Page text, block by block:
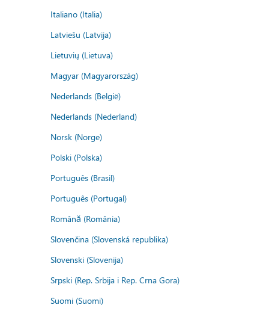
Italiano (Italia)
Latviešu (Latvija)
Lietuvių (Lietuva)
Magyar (Magyarország)
Nederlands (België)
Nederlands (Nederland)
Norsk (Norge)
Polski (Polska)
Português (Brasil)
Português (Portugal)
Română (România)
Slovenčina (Slovenská republika)
Slovenski (Slovenija)
Srpski (Rep. Srbija i Rep. Crna Gora)
Suomi (Suomi)